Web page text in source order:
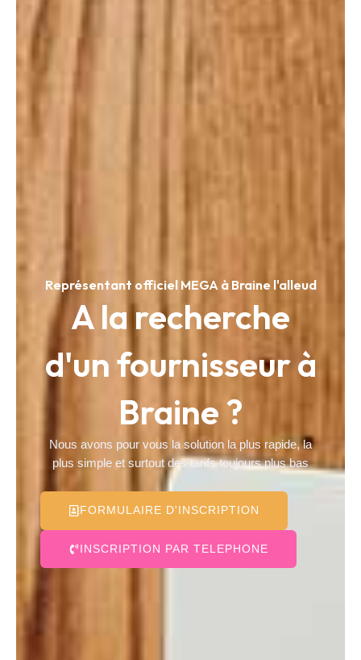
Représentant officiel MEGA à Braine l'alleud
A la recherche
d'un fournisseur à
Braine ?
Nous avons pour vous la solution la plus rapide, la
plus simple et surtout des tarifs toujours plus bas
FORMULAIRE D'INSCRIPTION
INSCRIPTION PAR TELEPHONE